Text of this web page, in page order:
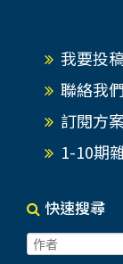
我要投
聯絡我們
訂閱方案
1-10期
快速搜尋